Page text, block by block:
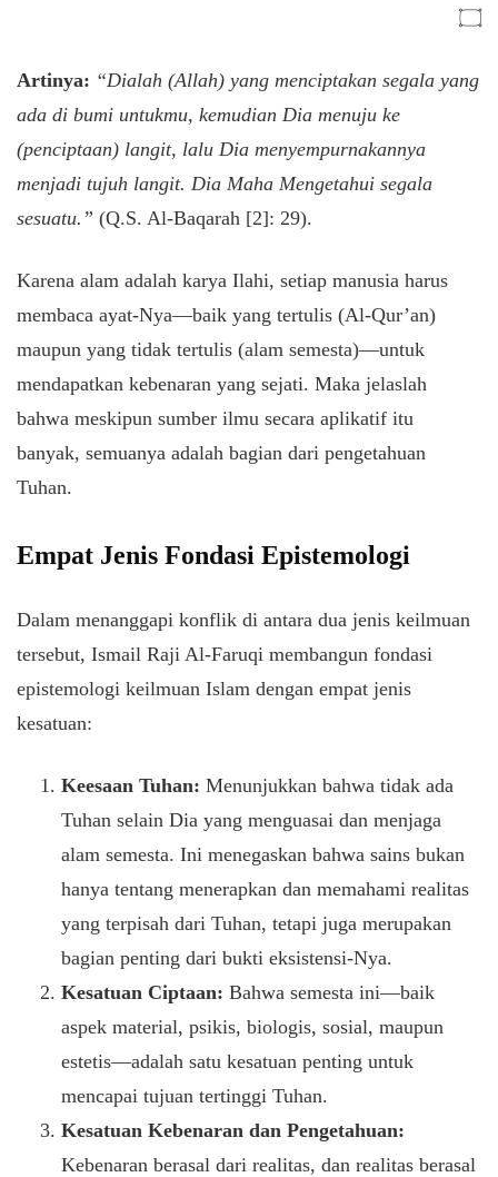
۝
Artinya: “Dialah (Allah) yang menciptakan segala yang
ada di bumi untukmu, kemudian Dia menuju ke
(penciptaan) langit, lalu Dia menyempurnakannya
menjadi tujuh langit. Dia Maha Mengetahui segala
sesuatu.” (Q.S. Al-Baqarah [2]: 29).
​Karena alam adalah karya Ilahi, setiap manusia harus
membaca ayat-Nya—baik yang tertulis (Al-Qur’an)
maupun yang tidak tertulis (alam semesta)—untuk
mendapatkan kebenaran yang sejati. Maka jelaslah
bahwa meskipun sumber ilmu secara aplikatif itu
banyak, semuanya adalah bagian dari pengetahuan
Tuhan.
​Empat Jenis Fondasi Epistemologi
​Dalam menanggapi konflik di antara dua jenis keilmuan
tersebut, Ismail Raji Al-Faruqi membangun fondasi
epistemologi keilmuan Islam dengan empat jenis
kesatuan:
Keesaan Tuhan: Menunjukkan bahwa tidak ada
Tuhan selain Dia yang menguasai dan menjaga
alam semesta. Ini menegaskan bahwa sains bukan
hanya tentang menerapkan dan memahami realitas
yang terpisah dari Tuhan, tetapi juga merupakan
bagian penting dari bukti eksistensi-Nya.
Kesatuan Ciptaan: Bahwa semesta ini—baik
aspek material, psikis, biologis, sosial, maupun
estetis—adalah satu kesatuan penting untuk
mencapai tujuan tertinggi Tuhan.
Kesatuan Kebenaran dan Pengetahuan:
Kebenaran berasal dari realitas, dan realitas berasal